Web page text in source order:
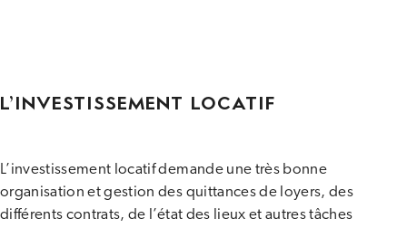
L’INVESTISSEMENT LOCATIF
L’investissement locatif demande une très bonne
organisation et gestion des quittances de loyers, des
différents contrats, de l’état des lieux et autres tâches